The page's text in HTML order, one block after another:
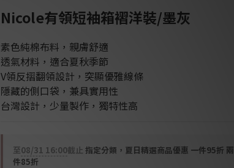
Nicole有領短袖箱褶洋裝/墨灰
素色純棉布料，親膚舒適
透氣材料，適合夏秋季節
V領反摺翻領設計，突顯優雅線條
隱藏的側口袋，兼具實用性
台灣設計，少量製作，獨特性高
至08/31 16:00截止 指定分類，夏日精選商品優惠 一件95折 兩
件85折